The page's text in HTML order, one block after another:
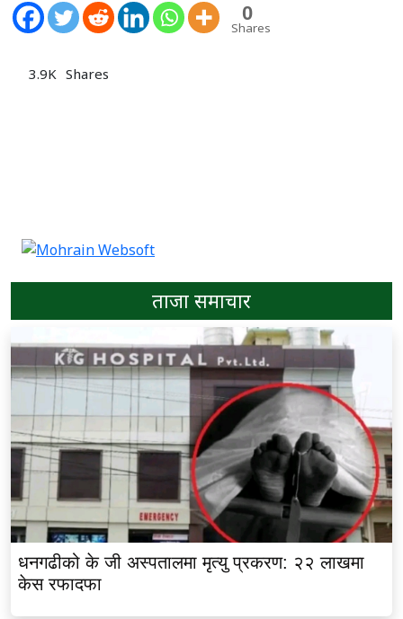
0
Shares
3.9K Shares
ताजा समाचार
धनगढीको के जी अस्पतालमा मृत्यु प्रकरण: २२ लाखमा
केस रफादफा